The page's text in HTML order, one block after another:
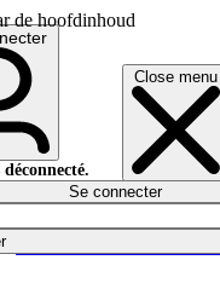
de hoofdinhoud
Close menu
déconnecté.
Se connecter